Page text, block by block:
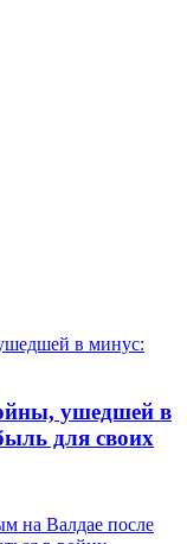
ушедшей в
для своих